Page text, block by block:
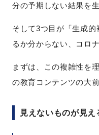
分の予期しない結果を
そして3つ目が「生成的
るか分からない、コロ
まずは、この複雑性を
の教育コンテンツの大
見えないものが見え